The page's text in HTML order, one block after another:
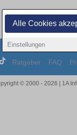
Alle Cookies
Einstellungen
Ratgeber FAQ
© 2000 - 2026 | 1A